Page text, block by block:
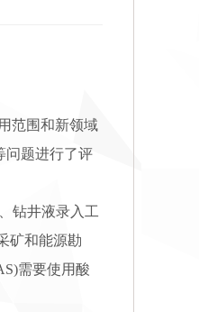
范围和新领域
问题进行了评
钻井液录入工
矿和能源勘
需要使用酸